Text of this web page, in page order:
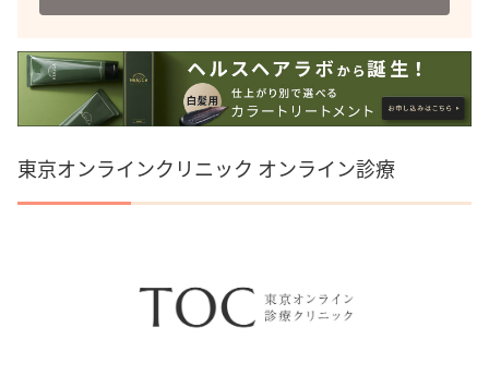
東京オンラインクリニック オンライン診療